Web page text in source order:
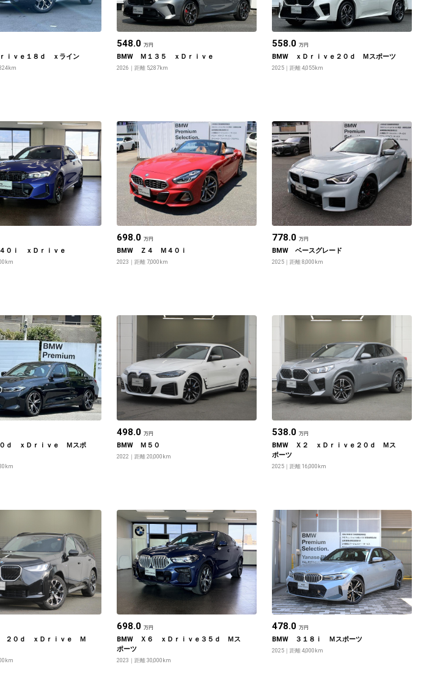
ｉｖｅ１８ｄ ｘライン
548.0万円
BMW Ｍ１３５ ｘＤｒｉｖｅ
2026 距離 5,287km
558.0万円
BMW ｘＤｒｉｖｅ２０ｄ Ｍスポーツ
2025 距離 4,055km
０ｉ ｘＤｒｉｖｅ
698.0万円
BMW Ｚ４ Ｍ４０ｉ
2023 距離 7,000km
778.0万円
BMW ベースグレード
2025 距離 8,000km
ｄ ｘＤｒｉｖｅ Ｍスポ
498.0万円
BMW Ｍ５０
2022 距離 20,000km
538.0万円
BMW Ｘ２ ｘＤｒｉｖｅ２０ｄ Ｍス
ポーツ
2025 距離 16,000km
２０ｄ ｘＤｒｉｖｅ Ｍ
698.0万円
BMW Ｘ６ ｘＤｒｉｖｅ３５ｄ Ｍス
ポーツ
2023 距離 30,000km
478.0万円
BMW ３１８ｉ Ｍスポーツ
2025 距離 4,000km